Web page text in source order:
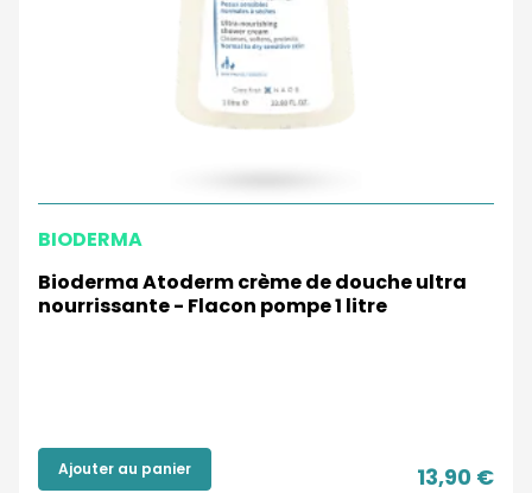
BIODERMA
Bioderma Atoderm crème de douche ultra
nourrissante - Flacon pompe 1 litre
Ajouter au panier 13,90 €